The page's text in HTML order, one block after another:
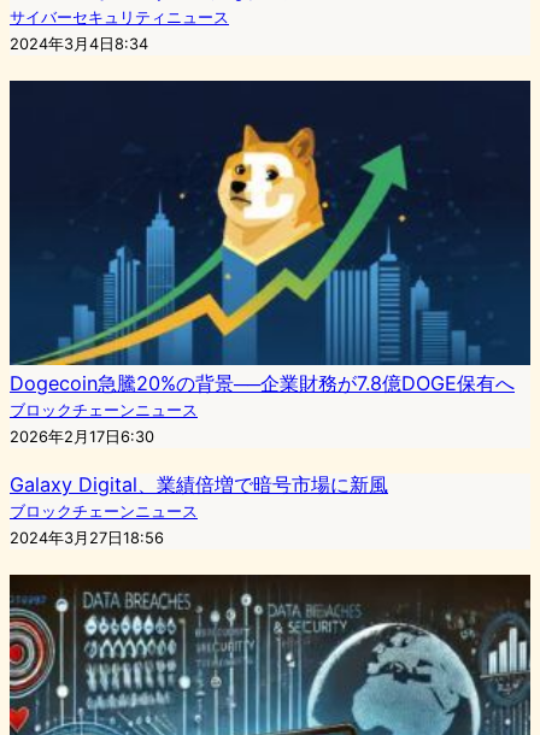
サイバーセキュリティニュース
2024年3月4日8:34
Dogecoin急騰20%の背景──企業財務が7.8億DOGE保有へ
ブロックチェーンニュース
2026年2月17日6:30
Galaxy Digital、業績倍増で暗号市場に新風
ブロックチェーンニュース
2024年3月27日18:56